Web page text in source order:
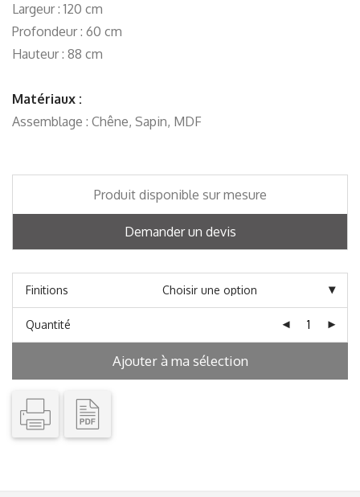
Largeur : 120 cm
Profondeur : 60 cm
Hauteur : 88 cm
Matériaux :
Assemblage : Chêne, Sapin, MDF
Produit disponible sur mesure
Demander un devis
Finitions
Quantité
Ajouter à ma sélection